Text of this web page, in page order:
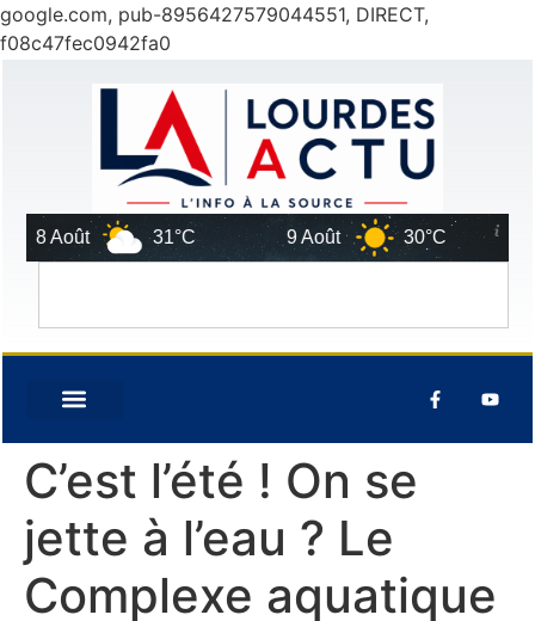
google.com, pub-8956427579044551, DIRECT,
f08c47fec0942fa0
8 Août 31°C 9 Août 30°C
C’est l’été ! On se
jette à l’eau ? Le
Complexe aquatique